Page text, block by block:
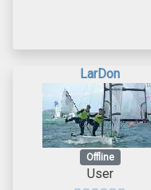
LarDon
Offline
User